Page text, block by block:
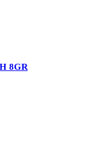
8GR